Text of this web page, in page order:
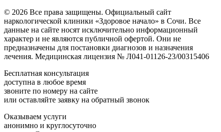
© 2026 Все права защищены. Официальный сайт
наркологической клиники «Здоровое начало» в Сочи. Все
данные на сайте носят исключительно информационный
характер и не являются публичной офертой. Они не
предназначены для постановки диагнозов и назначения
лечения. Медицинская лицензия № Л041-01126-23/00315406
Бесплатная консультация
доступна в любое время
звоните по номеру на сайте
или оставляйте заявку на обратный звонок
Оказываем услуги
анонимно и круглосуточно